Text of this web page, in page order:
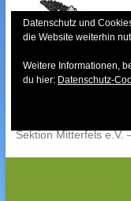
content
Sektion Mitterfels e.V.
Datenschutz und
die Website weiterhin
Weitere Informationen,
du hier: Datenschutz-